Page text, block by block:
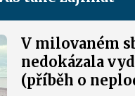
V milovaném
nedokázala
(příběh o